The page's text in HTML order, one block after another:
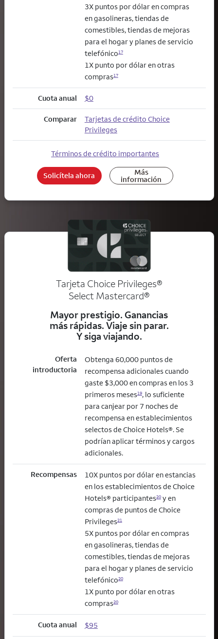
3X puntos por dólar en compras
en gasolineras, tiendas de
comestibles, tiendas de mejoras
para el hogar y planes de servicio
telefónico17
1X punto por dólar en otras
compras17
Cuota anual $0
Comparar
Tarjetas de crédito Choice
Privileges
Términos de crédito importantes
Solicítela ahora Más
información
Tarjeta Choice Privileges®
Select Mastercard®
Mayor prestigio. Ganancias
más rápidas. Viaje sin parar.
Y siga viajando.
Oferta
introductoria
Obtenga 60,000 puntos de
recompensa adicionales cuando
gaste $3,000 en compras en los 3
primeros meses19, lo suficiente
para canjear por 7 noches de
recompensa en establecimientos
selectos de Choice Hotels®. Se
podrían aplicar términos y cargos
adicionales.
Recompensas
10X puntos por dólar en estancias
en los establecimientos de Choice
Hotels® participantes20y en
compras de puntos de Choice
Privileges21
5X puntos por dólar en compras
en gasolineras, tiendas de
comestibles, tiendas de mejoras
para el hogar y planes de servicio
telefónico20
1X punto por dólar en otras
compras20
Cuota anual $95